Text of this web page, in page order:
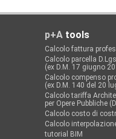
p+A tools
Calcolo fattura
Calcolo parcella
(ex D.M. 17 giugno
Calcolo compenso
(ex D.M. 140 del 20
Calcolo tariffa
per Opere Pubbliche
Calcolo costo di
Calcolo
tutorial BIM